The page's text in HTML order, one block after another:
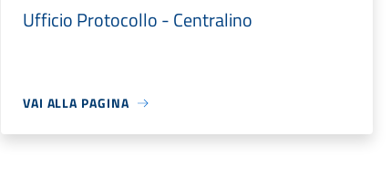
Ufficio Protocollo - Centralino
VAI ALLA PAGINA